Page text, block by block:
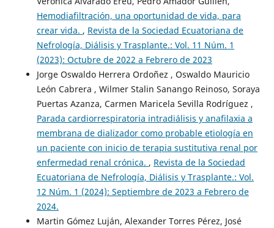
Hemodiafiltración, una oportunidad de vida, para
crear vida. , Revista de la Sociedad Ecuatoriana de
Nefrología, Diálisis y Trasplante.: Vol. 11 Núm. 1
(2023): Octubre de 2022 a Febrero de 2023
Jorge Oswaldo Herrera Ordoñez , Oswaldo Mauricio
León Cabrera , Wilmer Stalin Sanango Reinoso, Soraya
Puertas Azanza, Carmen Maricela Sevilla Rodríguez ,
Parada cardiorrespiratoria intradiálisis y anafilaxia a
membrana de dializador como probable etiología en
un paciente con inicio de terapia sustitutiva renal por
enfermedad renal crónica. , Revista de la Sociedad
Ecuatoriana de Nefrología, Diálisis y Trasplante.: Vol.
12 Núm. 1 (2024): Septiembre de 2023 a Febrero de
2024.
Martin Gómez Luján, Alexander Torres Pérez, José